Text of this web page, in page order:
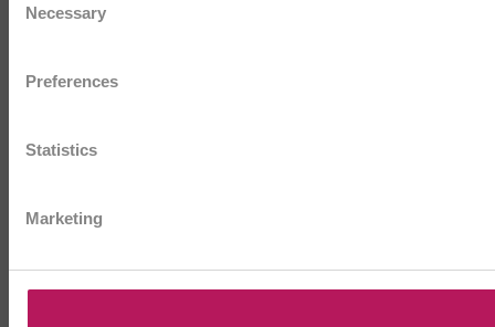
Selection
Necessary
Preferences
Statistics
Marketing